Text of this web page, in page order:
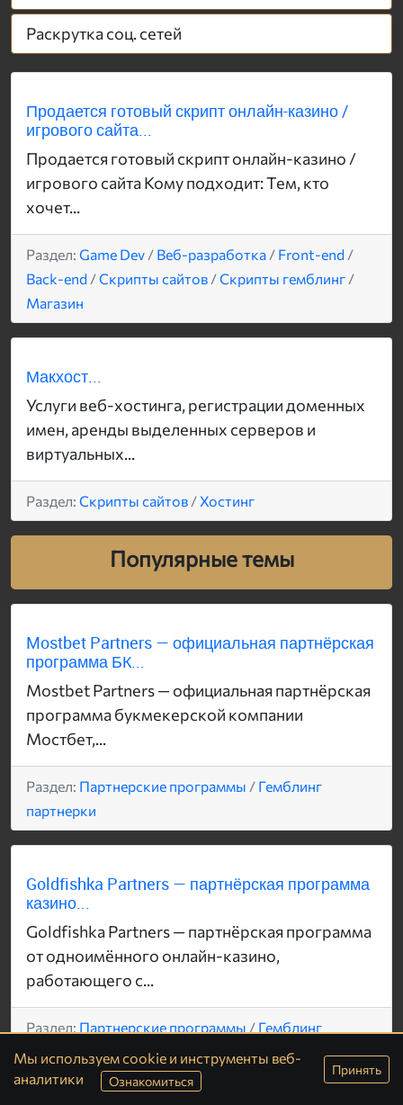
Раскрутка соц. сетей
Продается готовый скрипт онлайн-казино /
игрового сайта...
Продается готовый скрипт онлайн-казино /
игрового сайта Кому подходит: Тем, кто
хочет...
Раздел: Game Dev / Веб-разработка / Front-end /
Back-end /Скрипты сайтов /Скрипты гемблинг /
Магазин
Макхост...
Услуги веб-хостинга, регистрации доменных
имен, аренды выделенных серверов и
виртуальных...
Раздел: Скрипты сайтов /Хостинг
Популярные темы
Mostbet Partners — официальная партнёрская
программа БК...
Mostbet Partners — официальная партнёрская
программа букмекерской компании
Мостбет,...
Раздел: Партнерские программы / Гемблинг
партнерки
Goldfishka Partners — партнёрская программа
казино...
Goldfishka Partners — партнёрская программа
от одноимённого онлайн-казино,
работающего с...
Раздел: Партнерские программы / Гемблинг
Мы используем cookie и инструменты веб-
аналитики
Ознакомиться
Принять